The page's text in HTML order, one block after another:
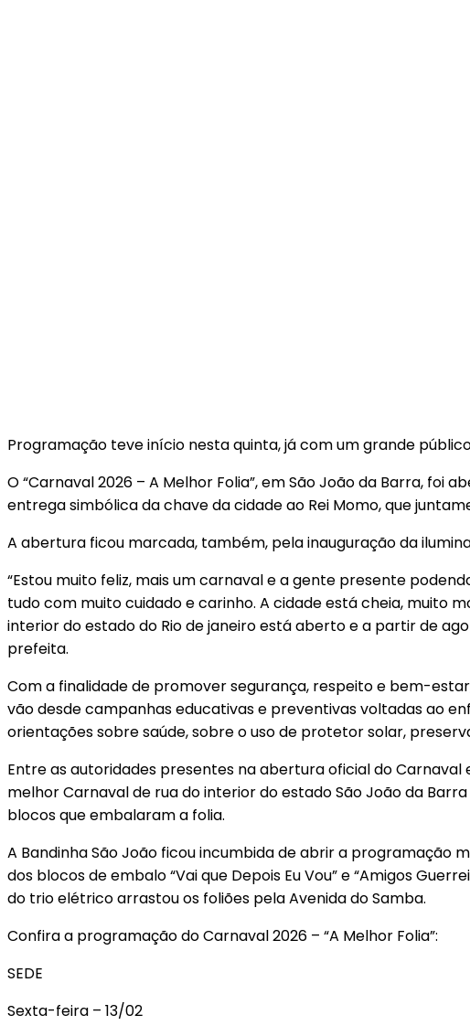
Programação teve início nesta quinta, já com um grande
O “Carnaval 2026 – A Melhor Folia”, em São João da Barra,
entrega simbólica da chave da cidade ao Rei Momo, que
A abertura ficou marcada, também, pela inauguração da
“Estou muito feliz, mais um carnaval e a gente presente
tudo com muito cuidado e carinho. A cidade está cheia, muito
interior do estado do Rio de janeiro está aberto e a partir de
prefeita.
Com a finalidade de promover segurança, respeito e bem-
vão desde campanhas educativas e preventivas voltadas ao
orientações sobre saúde, sobre o uso de protetor solar,
Entre as autoridades presentes na abertura oficial do
melhor Carnaval de rua do interior do estado São João da
blocos que embalaram a folia.
A Bandinha São João ficou incumbida de abrir a programação
dos blocos de embalo “Vai que Depois Eu Vou” e “Amigos
do trio elétrico arrastou os foliões pela Avenida do Samba.
Confira a programação do Carnaval 2026 – “A Melhor Folia”:
SEDE
Sexta-feira – 13/02